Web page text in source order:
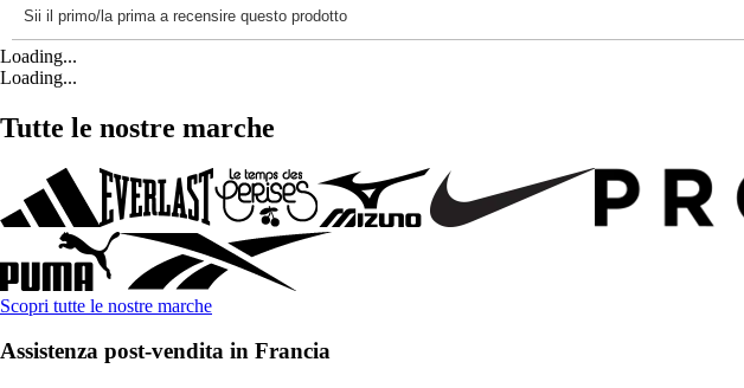
Loading...
Loading...
Tutte le nostre marche
Scopri tutte le nostre marche
Assistenza post-vendita in Francia